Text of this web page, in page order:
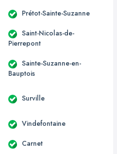
Prétot-Sainte-Suzanne
Saint-Nicolas-de-
Pierrepont
Sainte-Suzanne-en-
Bauptois
Surville
Vindefontaine
Carnet